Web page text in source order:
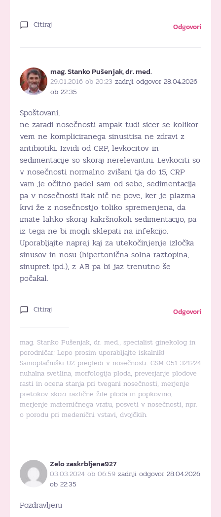
Citiraj Odgovori
mag. Stanko Pušenjak, dr. med.
29.01.2016 ob 20:23 zadnji odgovor 28.04.2026
ob 22:35
Spoštovani,
ne zaradi nosečnosti ampak tudi sicer se kolikor
vem ne kompliciranega sinusitisa ne zdravi z
antibiotiki. Izvidi od CRP, levkocitov in
sedimentacije so skoraj nerelevantni. Levkociti so
v nosečnosti normalno zvišani tja do 15, CRP
vam je očitno padel sam od sebe, sedimentacija
pa v nosečnosti itak nič ne pove, ker je plazma
krvi že z nosečnostjo toliko spremenjena, da
imate lahko skoraj kakršnokoli sedimentacijo, pa
iz tega ne bi mogli sklepati na infekcijo.
Uporabljajte naprej kaj za utekočinjenje izločka
sinusov in nosu (hipertonična solna raztopina,
sinupret ipd.), z AB pa bi jaz trenutno še
počakal.
Citiraj Odgovori
mag. Stanko Pušenjak, dr. med., specialist ginekolog in
porodničar; Lepo prosim uporabljajte iskalnik!
Samoplačniški UZ pregledi v nosečnosti: GSM 051 321224
nuhalna svetlina, morfologija ploda, preverjanje plodove
rasti in ocena stanja pri tvegani nosečnosti, merjenje
pretokov skozi različne žile ploda in popkovino,
merjenje materničnega vratu, posveti v nosečnosti, npr.
o porodu pri medenični vstavi, dvojčkih.
Zelo zaskrbljena927
03.03.2024 ob 06:59 zadnji odgovor 28.04.2026
ob 22:35
Pozdravljeni